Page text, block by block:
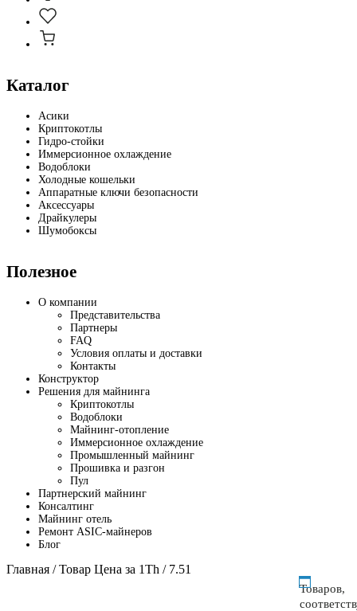
Каталог
Асики
Криптокотлы
Гидро-стойки
Иммерсионное охлаждение
Водоблоки
Холодные кошельки
Аппаратные ключи безопасности
Аксессуары
Драйкулеры
Шумобоксы
Полезное
О компании
Представительства
Партнеры
FAQ
Условия оплаты и доставки
Контакты
Конструктор
Решения для майнинга
Криптокотлы
Водоблоки
Майнинг-отопление
Иммерсионное охлаждение
Промышленный майнинг
Прошивка и разгон
Пул
Партнерский майнинг
Консалтинг
Майнинг отель
Ремонт ASIC-майнеров
Блог
Главная / Товар Цена за 1Th / 7.51
Товаров,